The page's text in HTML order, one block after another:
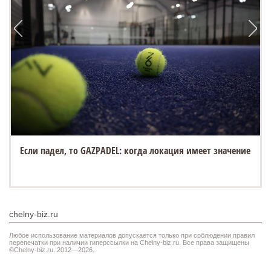
Если падел, то GAZPADEL: когда локация имеет значение
chelny-biz.ru
Любое использование материалов допускается только при соблюдении правил
перепечатки при наличии гиперссылки на Chelny-biz.ru. Все права защищены
©Chelny-biz.ru. 2012—2026.